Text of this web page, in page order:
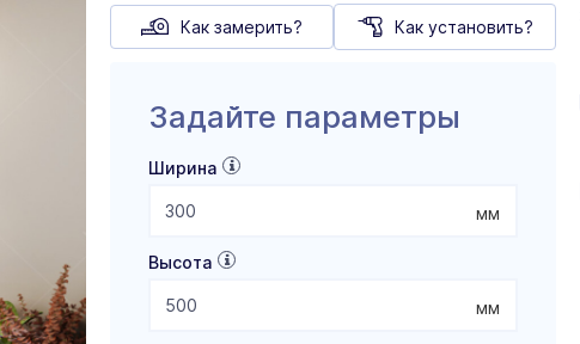
Как замерить? Как установить?
Задайте параметры
Ширина
мм
Высота
мм